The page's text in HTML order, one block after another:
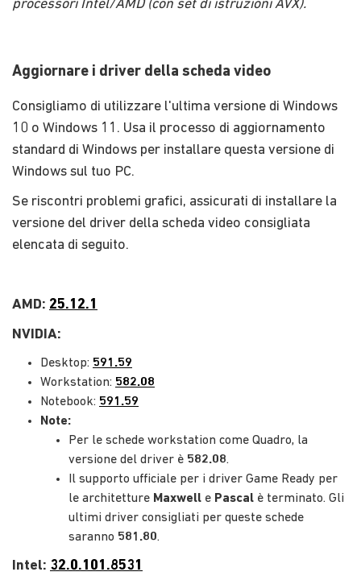
processori Intel/AMD (con set di istruzioni AVX).
Aggiornare i driver della scheda video
Consigliamo di utilizzare l'ultima versione di Windows
10 o Windows 11. Usa il processo di aggiornamento
standard di Windows per installare questa versione di
Windows sul tuo PC.
Se riscontri problemi grafici, assicurati di installare la
versione del driver della scheda video consigliata
elencata di seguito.
AMD: 25.12.1
NVIDIA:
Desktop: 591.59
Workstation: 582.08
Notebook: 591.59
Note:
Per le schede workstation come Quadro, la
versione del driver è 582.08.
Il supporto ufficiale per i driver Game Ready per
le architetture Maxwell e Pascal è terminato. Gli
ultimi driver consigliati per queste schede
saranno 581.80.
Intel: 32.0.101.8531